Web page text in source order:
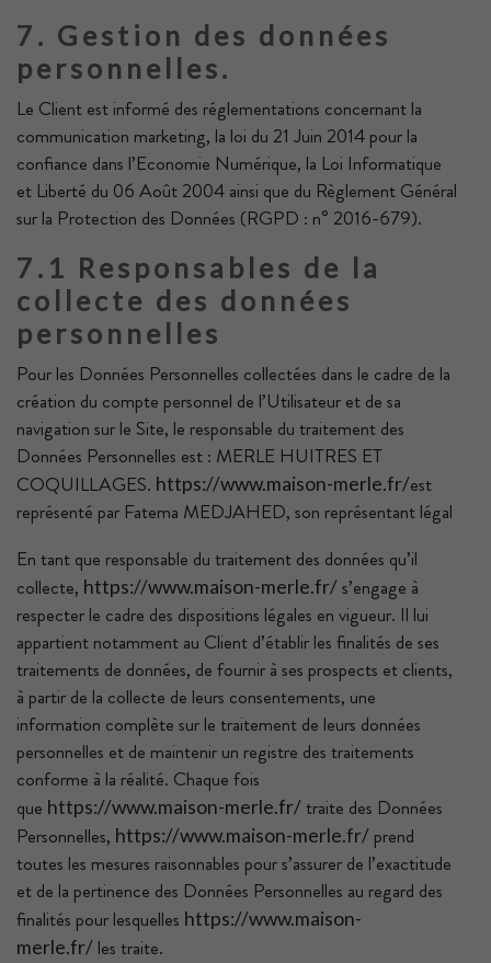
7. Gestion des données
personnelles.
Le Client est informé des réglementations concernant la
communication marketing, la loi du 21 Juin 2014 pour la
confiance dans l’Economie Numérique, la Loi Informatique
et Liberté du 06 Août 2004 ainsi que du Règlement Général
sur la Protection des Données (RGPD : n° 2016-679).
7.1 Responsables de la
collecte des données
personnelles
Pour les Données Personnelles collectées dans le cadre de la
création du compte personnel de l’Utilisateur et de sa
navigation sur le Site, le responsable du traitement des
Données Personnelles est : MERLE HUITRES ET
COQUILLAGES. https://www.maison-merle.fr/est
représenté par Fatema MEDJAHED, son représentant légal
En tant que responsable du traitement des données qu’il
collecte, https://www.maison-merle.fr/s’engage à
respecter le cadre des dispositions légales en vigueur. Il lui
appartient notamment au Client d’établir les finalités de ses
traitements de données, de fournir à ses prospects et clients,
à partir de la collecte de leurs consentements, une
information complète sur le traitement de leurs données
personnelles et de maintenir un registre des traitements
conforme à la réalité. Chaque fois
que https://www.maison-merle.fr/traite des Données
Personnelles, https://www.maison-merle.fr/ prend
toutes les mesures raisonnables pour s’assurer de l’exactitude
et de la pertinence des Données Personnelles au regard des
finalités pour lesquelles https://www.maison-
merle.fr/ les traite.